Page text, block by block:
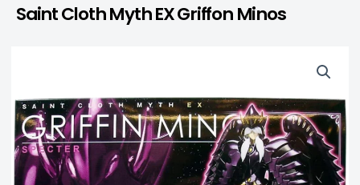
Saint Cloth Myth EX Griffon Minos